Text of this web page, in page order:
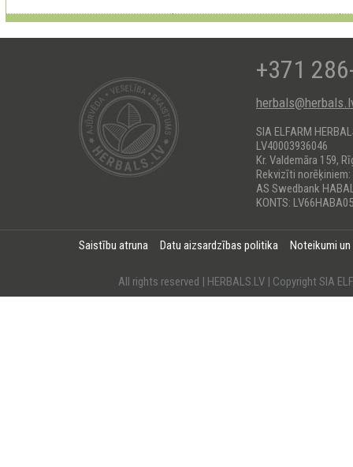
+371
SIA ELFARM
LV40003936046
Kr. Valdemāra 159,
Rekvizīti norēķiniem:
AS Swedbank
KONTS:
Saistību atruna Datu aizsardzības politika Noteikumi
All rights reserved | HERBALS.LV | Copyright SIA